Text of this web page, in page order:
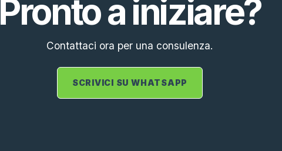
Pronto a iniziare?
Contattaci ora per una consulenza.
SCRIVICI SU WHATSAPP